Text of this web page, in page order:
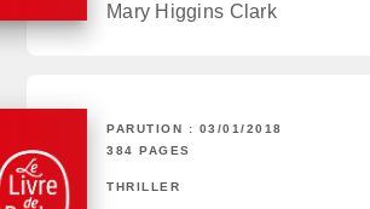
Mary Higgins Clark
PARUTION : 03/01/2018
384 PAGES
THRILLER